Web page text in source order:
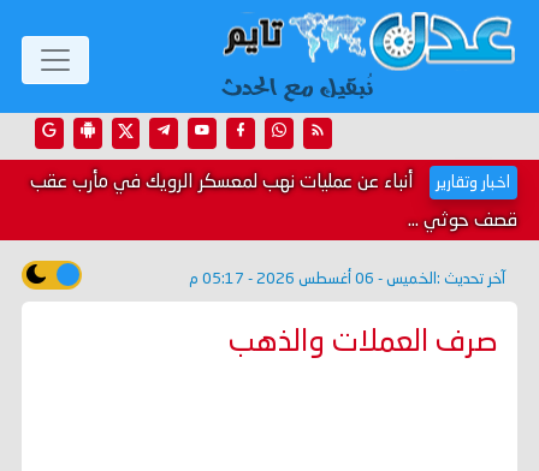
اخبار وتقارير أنباء عن عمليات نهب لمعسكر الرويك في مأرب عقب
قصف حوثي ...
آخر تحديث : الخميس - 06 أغسطس 2026 - 05:17 م
صرف العملات والذهب